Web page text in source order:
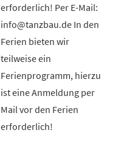
erforderlich! Per E-Mail:
info@tanzbau.de In den
Ferien bieten wir
teilweise ein
Ferienprogramm, hierzu
ist eine Anmeldung per
Mail vor den Ferien
erforderlich!